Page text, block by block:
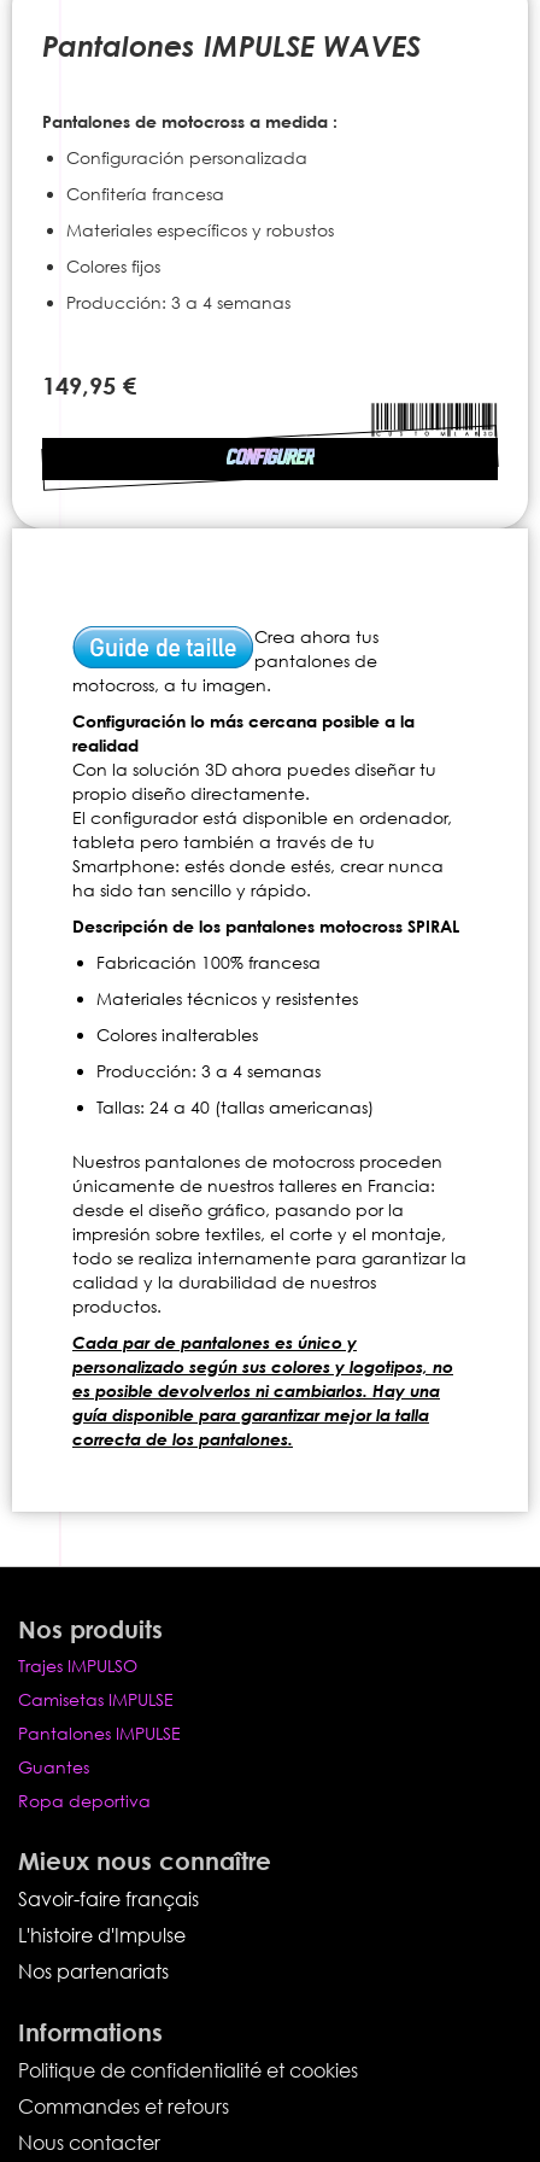
Pantalones IMPULSE WAVES
Pantalones de motocross a medida :
Configuración personalizada
Confitería francesa
Materiales específicos y robustos
Colores fijos
Producción: 3 a 4 semanas
CONFIGURER
149,95 €
beginning
images
gallery
Crea ahora tus
pantalones de
motocross, a tu imagen.
Configuración lo más cercana posible a la
realidad
Con la solución 3D ahora puedes diseñar tu
propio diseño directamente.
El configurador está disponible en ordenador,
tableta pero también a través de tu
Smartphone: estés donde estés, crear nunca
ha sido tan sencillo y rápido.
Descripción de los pantalones motocross SPIRAL
Fabricación 100% francesa
Materiales técnicos y resistentes
Colores inalterables
Producción: 3 a 4 semanas
Tallas: 24 a 40 (tallas americanas)
Nuestros pantalones de motocross proceden
únicamente de nuestros talleres en Francia:
desde el diseño gráfico, pasando por la
impresión sobre textiles, el corte y el montaje,
todo se realiza internamente para garantizar la
calidad y la durabilidad de nuestros
productos.
Cada par de pantalones es único y
personalizado según sus colores y logotipos, no
es posible devolverlos ni cambiarlos. Hay una
guía disponible para garantizar mejor la talla
correcta de los pantalones.
Nos produits
Trajes IMPULSO
Camisetas IMPULSE
Pantalones IMPULSE
Guantes
Ropa deportiva
Mieux nous connaître
Savoir-faire français
L'histoire d'Impulse
Nos partenariats
Informations
Politique de confidentialité et cookies
Commandes et retours
Nous contacter